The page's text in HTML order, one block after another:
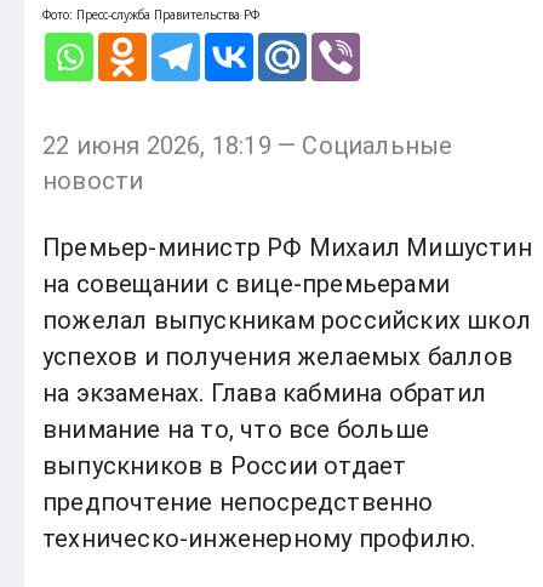
Фото: Пресс-служба Правительства РФ
22 июня 2026, 18:19 — Социальные
новости
Премьер-министр РФ Михаил Мишустин
на совещании с вице-премьерами
пожелал выпускникам российских школ
успехов и получения желаемых баллов
на экзаменах. Глава кабмина обратил
внимание на то, что все больше
выпускников в России отдает
предпочтение непосредственно
техническо-инженерному профилю.